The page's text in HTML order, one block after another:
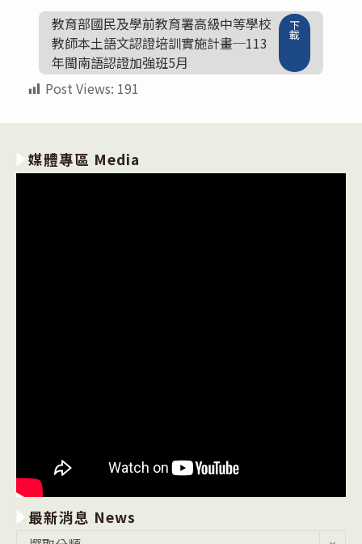
教育部國民及學前教育署高級中等學校
教師本土語文認證培訓實施計畫─113
年閩南語認證加強班5月
下
載
Post Views: 191
媒體專區 Media
最新消息 News